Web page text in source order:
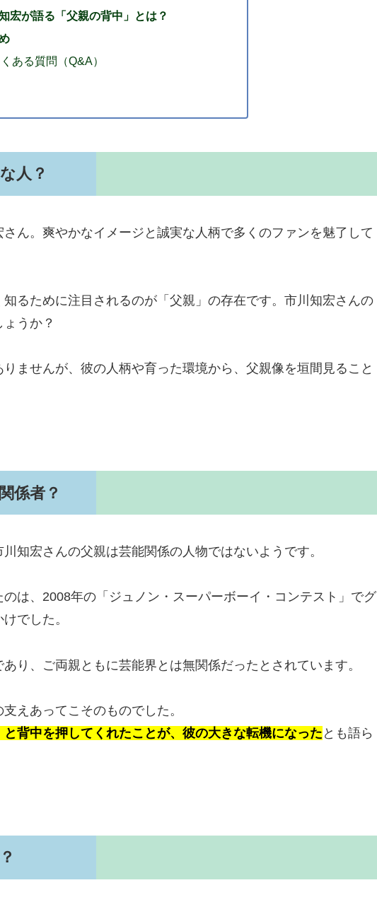
宏が語る「父親の背中」とは？
ある質問（Q&A）
人？
ん。爽やかなイメージと誠実な人柄で多くのファンを魅了して
るために注目されるのが「父親」の存在です。市川知宏さんの
うか？
ませんが、彼の人柄や育った環境から、父親像を垣間見ること
係者？
知宏さんの父親は芸能関係の人物ではないようです。
は、2008年の「ジュノン・スーパーボーイ・コンテスト」でグ
でした。
り、ご両親ともに芸能界とは無関係だったとされています。
えあってこそのものでした。
背中を押してくれたことが、彼の大きな転機になった とも語ら